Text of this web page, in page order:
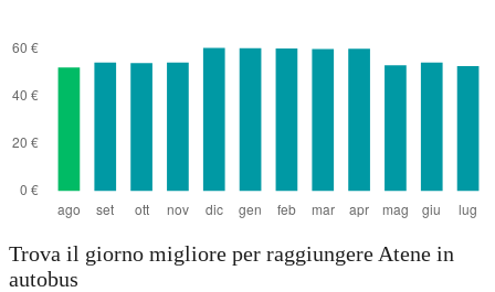
Trova il giorno migliore per raggiungere Atene in
autobus